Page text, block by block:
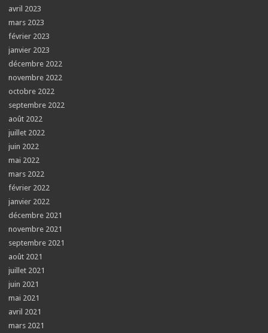
avril 2023
mars 2023
février 2023
janvier 2023
décembre 2022
novembre 2022
octobre 2022
septembre 2022
août 2022
juillet 2022
juin 2022
mai 2022
mars 2022
février 2022
janvier 2022
décembre 2021
novembre 2021
septembre 2021
août 2021
juillet 2021
juin 2021
mai 2021
avril 2021
mars 2021